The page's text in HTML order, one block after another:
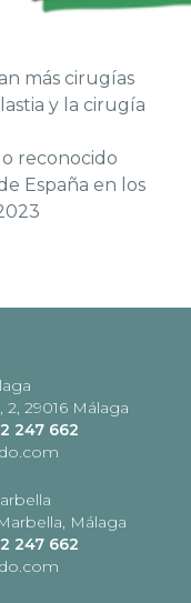
más cirugías
y la cirugía
reconocido
España en los
29016 Málaga
247 662
Málaga
247 662